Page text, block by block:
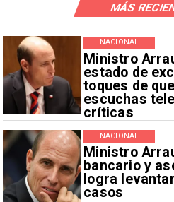
Ministro
estado de
toques de
escuchas
críticas
NACIONAL
Ministro
bancario y
logra
casos
NACIONAL
MÁS